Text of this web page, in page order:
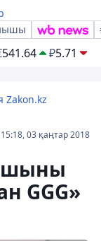
541.64 ₽5.71
Zakon.kz
15:18, 03 қаңтар 2018
GGG»